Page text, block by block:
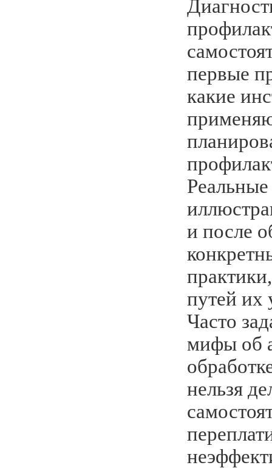
первые
какие
и после
путей их
Часто
мифы об
нельзя